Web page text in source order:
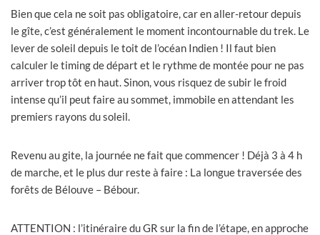
Bien que cela ne soit pas obligatoire, car en aller-retour depuis
le gîte, c’est généralement le moment incontournable du trek. Le
lever de soleil depuis le toit de l’océan Indien ! Il faut bien
calculer le timing de départ et le rythme de montée pour ne pas
arriver trop tôt en haut. Sinon, vous risquez de subir le froid
intense qu’il peut faire au sommet, immobile en attendant les
premiers rayons du soleil.
Revenu au gite, la journée ne fait que commencer ! Déjà 3 à 4 h
de marche, et le plus dur reste à faire : La longue traversée des
forêts de Bélouve – Bébour.
ATTENTION : l’itinéraire du GR sur la fin de l’étape, en approche